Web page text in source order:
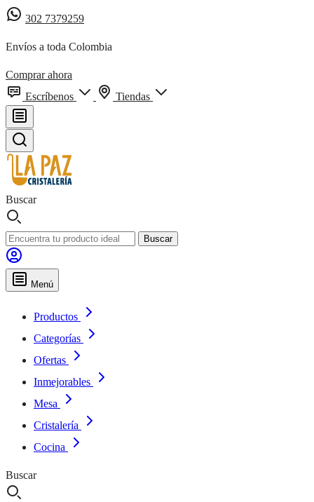
302 7379259
Envíos a toda Colombia
Comprar ahora
Escríbenos
Tiendas
Buscar
Buscar
Menú
Productos
Categorías
Ofertas
Inmejorables
Mesa
Cristalería
Cocina
Buscar